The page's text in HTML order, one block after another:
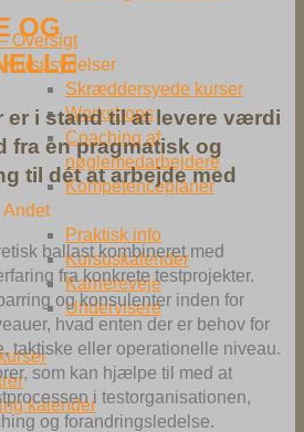
Oversigt
Kursusydelser
Skræddersyede kurser
Workshops
Coaching af
nøglemedarbejdere
Kompetenceplaner
Andet
Praktisk info
Kursuskalender
Karriereveje
Undervisere
kalender
OG
er i stand til at levere værdi
fra en pragmatisk og
til dét at arbejde med
ballast kombineret med
fra konkrete testprojekter.
og konsulenter inden for
hvad enten der er behov for
taktiske eller operationelle niveau.
som kan hjælpe til med at
i testorganisationen,
og forandringsledelse.